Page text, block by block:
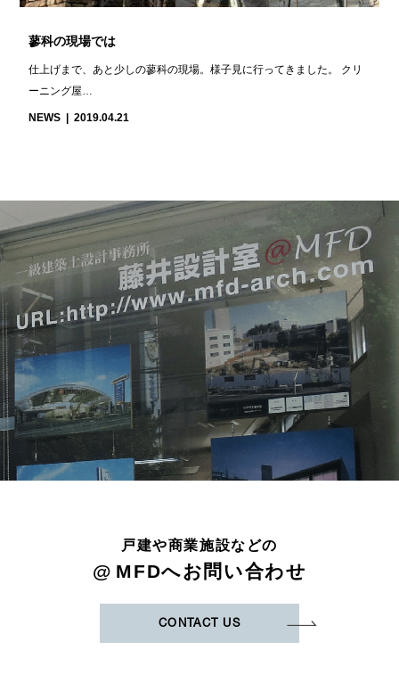
蓼科の現場では
仕上げまで、あと少しの蓼科の現場。様子見に行ってきました。 クリ
ーニング屋…
NEWS 2019.04.21
戸建や商業施設などの
@ MFDへお問い合わせ
CONTACT US